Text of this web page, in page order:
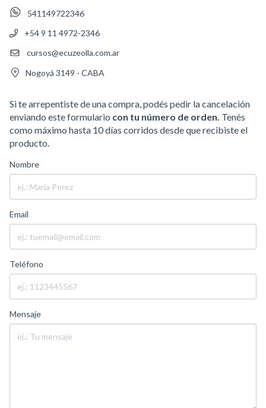
541149722346
+54 9 11 4972-2346
cursos@ecuzeolla.com.ar
Nogoyá 3149 - CABA
Si te arrepentiste de una compra, podés pedir la cancelación
enviando este formulario con tu número de orden. Tenés
como máximo hasta 10 días corridos desde que recibiste el
producto.
Nombre
Email
Teléfono
Mensaje